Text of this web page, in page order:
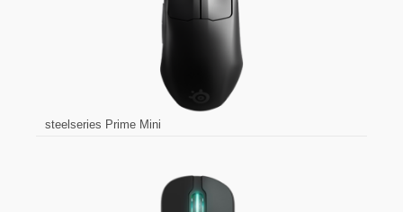
steelseries Prime Mini